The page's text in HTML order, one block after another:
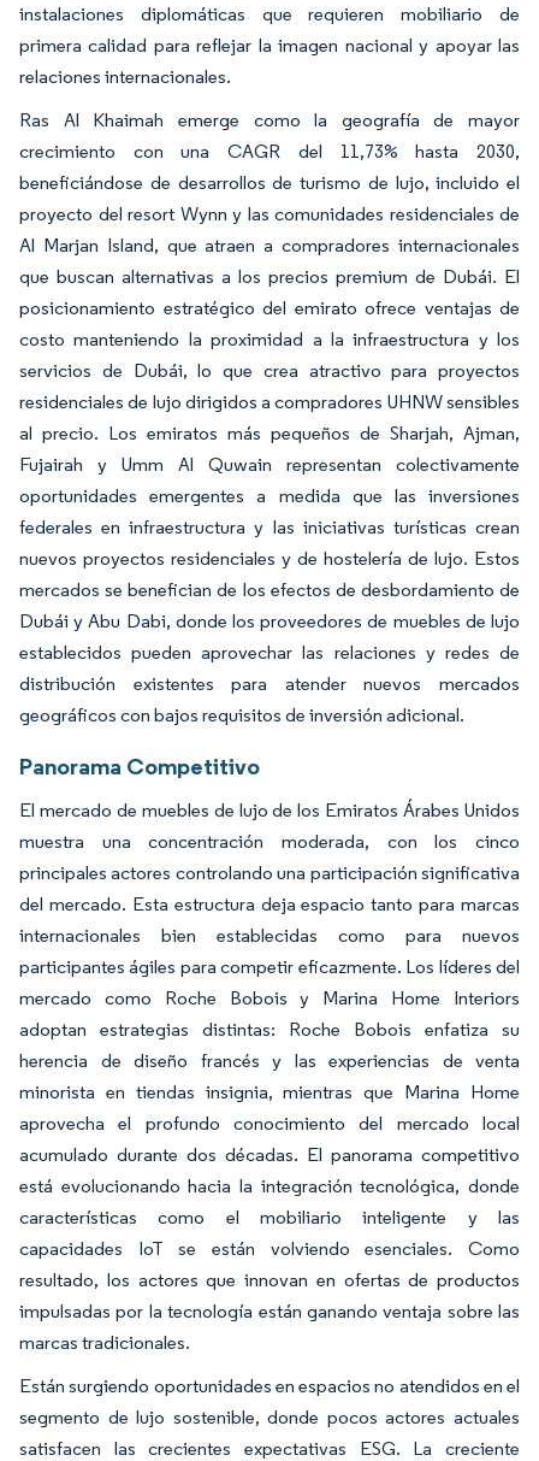
instalaciones diplomáticas que requieren mobiliario de
primera calidad para reflejar la imagen nacional y apoyar las
relaciones internacionales.
Ras Al Khaimah emerge como la geografía de mayor
crecimiento con una CAGR del 11,73% hasta 2030,
beneficiándose de desarrollos de turismo de lujo, incluido el
proyecto del resort Wynn y las comunidades residenciales de
Al Marjan Island, que atraen a compradores internacionales
que buscan alternativas a los precios premium de Dubái. El
posicionamiento estratégico del emirato ofrece ventajas de
costo manteniendo la proximidad a la infraestructura y los
servicios de Dubái, lo que crea atractivo para proyectos
residenciales de lujo dirigidos a compradores UHNW sensibles
al precio. Los emiratos más pequeños de Sharjah, Ajman,
Fujairah y Umm Al Quwain representan colectivamente
oportunidades emergentes a medida que las inversiones
federales en infraestructura y las iniciativas turísticas crean
nuevos proyectos residenciales y de hostelería de lujo. Estos
mercados se benefician de los efectos de desbordamiento de
Dubái y Abu Dabi, donde los proveedores de muebles de lujo
establecidos pueden aprovechar las relaciones y redes de
distribución existentes para atender nuevos mercados
geográficos con bajos requisitos de inversión adicional.
Panorama Competitivo
El mercado de muebles de lujo de los Emiratos Árabes Unidos
muestra una concentración moderada, con los cinco
principales actores controlando una participación significativa
del mercado. Esta estructura deja espacio tanto para marcas
internacionales bien establecidas como para nuevos
participantes ágiles para competir eficazmente. Los líderes del
mercado como Roche Bobois y Marina Home Interiors
adoptan estrategias distintas: Roche Bobois enfatiza su
herencia de diseño francés y las experiencias de venta
minorista en tiendas insignia, mientras que Marina Home
aprovecha el profundo conocimiento del mercado local
acumulado durante dos décadas. El panorama competitivo
está evolucionando hacia la integración tecnológica, donde
características como el mobiliario inteligente y las
capacidades IoT se están volviendo esenciales. Como
resultado, los actores que innovan en ofertas de productos
impulsadas por la tecnología están ganando ventaja sobre las
marcas tradicionales.
Están surgiendo oportunidades en espacios no atendidos en el
segmento de lujo sostenible, donde pocos actores actuales
satisfacen las crecientes expectativas ESG. La creciente